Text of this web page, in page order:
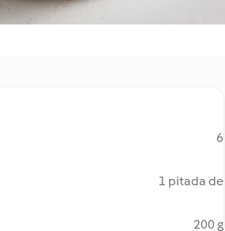
6
1 pitada de
200 g